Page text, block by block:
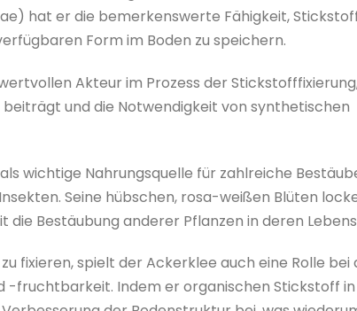
hat er die bemerkenswerte Fähigkeit,
Form im Boden zu speichern.
Akteur im Prozess der
und die Notwendigkeit von synthetischen
wichtige Nahrungsquelle für zahlreiche
Seine hübschen, rosa-weißen Blüten
Bestäubung anderer Pflanzen in deren
fixieren, spielt der Ackerklee auch eine Rolle bei
-fruchtbarkeit. Indem er organischen Stickstoff in